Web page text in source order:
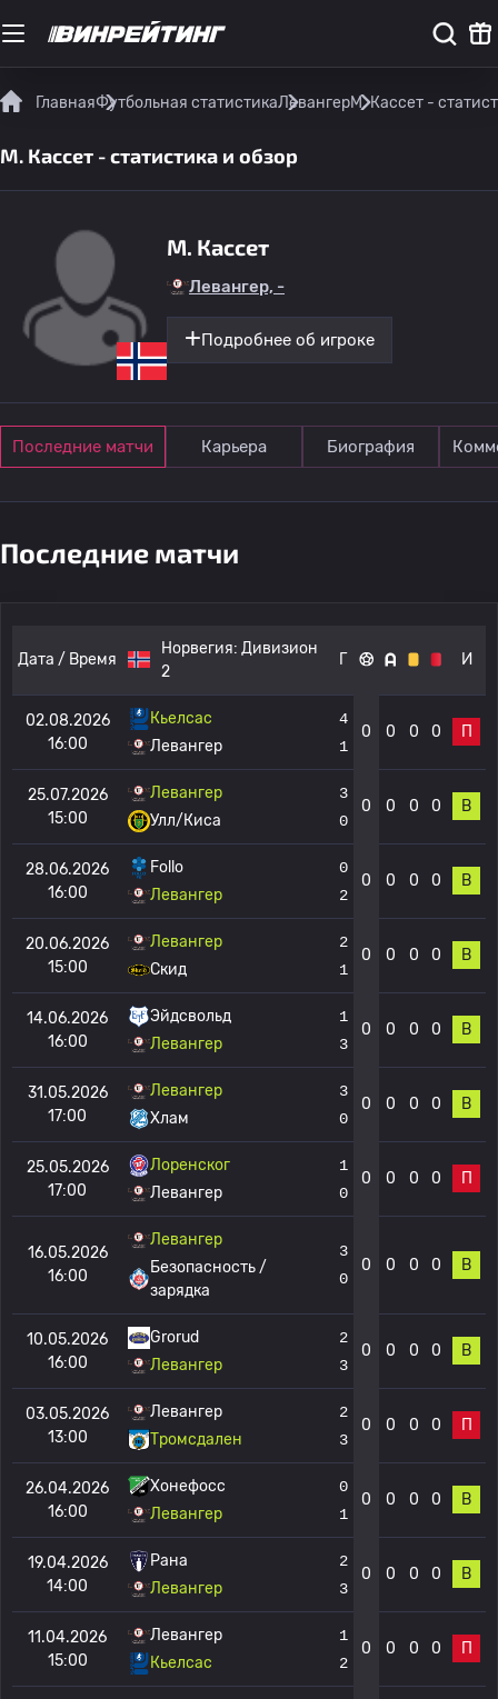
ГлавнаяФутбольная статистикаЛевангерМ. Кассет -
М. Кассет - статистика и обзор
М. Кассет
Левангер, -
Подробнее об игроке
Последние матчи Карьера Биография
Последние матчи
Дата / Время
Норвегия: Дивизион
2
Г И
02.08.2026
16:00
Кьелсас
Левангер
4
1
0 0 0 0 П
25.07.2026
15:00
Левангер
Улл/Киса
3
0
0 0 0 0 В
28.06.2026
16:00
Follo
Левангер
0
2
0 0 0 0 В
20.06.2026
15:00
Левангер
Скид
2
1
0 0 0 0 В
14.06.2026
16:00
Эйдсвольд
Левангер
1
3
0 0 0 0 В
31.05.2026
17:00
Левангер
Хлам
3
0
0 0 0 0 В
25.05.2026
17:00
Лоренског
Левангер
1
0
0 0 0 0 П
16.05.2026
16:00
Левангер
Безопасность /
зарядка
3
0
0 0 0 0 В
10.05.2026
16:00
Grorud
Левангер
2
3
0 0 0 0 В
03.05.2026
13:00
Левангер
Тромсдален
2
3
0 0 0 0 П
26.04.2026
16:00
Хонефосс
Левангер
0
1
0 0 0 0 В
19.04.2026
14:00
Рана
Левангер
2
3
0 0 0 0 В
11.04.2026
15:00
Левангер
Кьелсас
1
2
0 0 0 0 П